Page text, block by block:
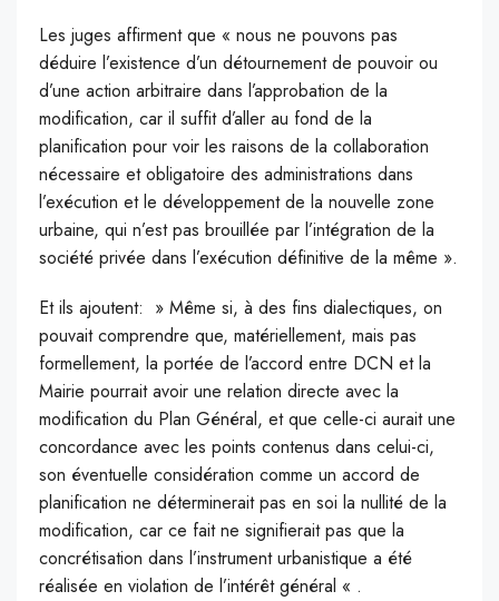
Les juges affirment que « nous ne pouvons pas
déduire l’existence d’un détournement de pouvoir ou
d’une action arbitraire dans l’approbation de la
modification, car il suffit d’aller au fond de la
planification pour voir les raisons de la collaboration
nécessaire et obligatoire des administrations dans
l’exécution et le développement de la nouvelle zone
urbaine, qui n’est pas brouillée par l’intégration de la
société privée dans l’exécution définitive de la même ».
Et ils ajoutent: » Même si, à des fins dialectiques, on
pouvait comprendre que, matériellement, mais pas
formellement, la portée de l’accord entre DCN et la
Mairie pourrait avoir une relation directe avec la
modification du Plan Général, et que celle-ci aurait une
concordance avec les points contenus dans celui-ci,
son éventuelle considération comme un accord de
planification ne déterminerait pas en soi la nullité de la
modification, car ce fait ne signifierait pas que la
concrétisation dans l’instrument urbanistique a été
réalisée en violation de l’intérêt général « .